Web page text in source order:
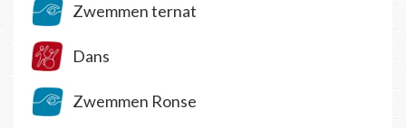
Zwemmen ternat
Dans
Zwemmen Ronse